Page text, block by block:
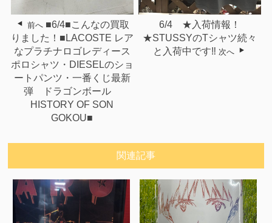
前へ ■6/4■こんなの買取
りました！■LACOSTE レア
なプラチナロゴレディース
ポロシャツ・DIESELのショ
ートパンツ・一番くじ最新
弾 ドラゴンボール
HISTORY OF SON
GOKOU■
6/4 ★入荷情報！
★STUSSYのTシャツ続々
と入荷中です‼ 次へ
関連記事